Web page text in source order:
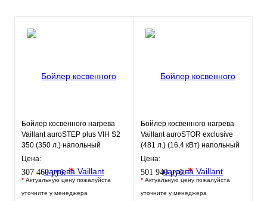
Бойлер косвенного нагрева
Vaillant auroSTEP plus VIH S2
350 (350 л.) напольный
Цена:
307 460 руб.*
* Актуальную цену пожалуйста
уточните у менеджера
Бойлер косвенного нагрева
Vaillant auroSTOR exclusive
(481 л.) (16,4 кВт) напольный
Цена:
501 940 руб.*
* Актуальную цену пожалуйста
уточните у менеджера